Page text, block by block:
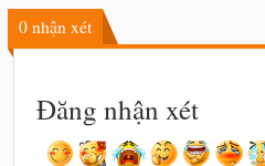
0 nhận xét
Đăng nhận xét